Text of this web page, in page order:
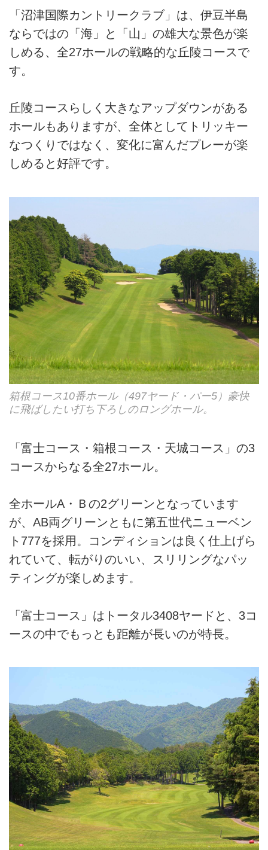
「沼津国際カントリークラブ」は、伊豆半島
ならではの「海」と「山」の雄大な景色が楽
しめる、全27ホールの戦略的な丘陵コースで
す。
丘陵コースらしく大きなアップダウンがある
ホールもありますが、全体としてトリッキー
なつくりではなく、変化に富んだプレーが楽
しめると好評です。
箱根コース10番ホール（497ヤード・パー5）豪快
に飛ばしたい打ち下ろしのロングホール。
「富士コース・箱根コース・天城コース」の3
コースからなる全27ホール。
全ホールA・Ｂの2グリーンとなっています
が、AB両グリーンともに第五世代ニューベン
ト777を採用。コンディションは良く仕上げら
れていて、転がりのいい、スリリングなパッ
ティングが楽しめます。
「富士コース」はトータル3408ヤードと、3コ
ースの中でもっとも距離が長いのが特長。